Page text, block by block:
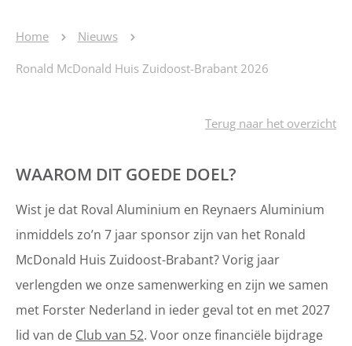
Home Nieuws
Ronald McDonald Huis Zuidoost-Brabant 2026
Terug naar het overzicht
WAAROM DIT GOEDE DOEL?
Wist je dat Roval Aluminium en Reynaers Aluminium
inmiddels zo’n 7 jaar sponsor zijn van het Ronald
McDonald Huis Zuidoost-Brabant? Vorig jaar
verlengden we onze samenwerking en zijn we samen
met Forster Nederland in ieder geval tot en met 2027
lid van de Club van 52. Voor onze financiële bijdrage